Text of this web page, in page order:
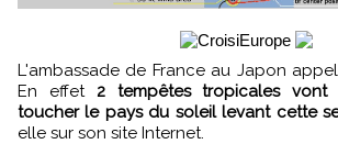
L'ambassade de France au Japon appelle à la prudence.
En effet 2 tempêtes tropicales vont
toucher le pays du soleil levant cette
elle sur son site Internet.